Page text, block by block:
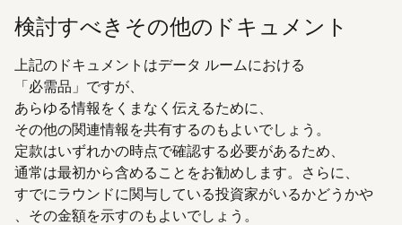
検討すべきその他のドキュメント
上記のドキュメントはデータ ルームにおける
「必需品」ですが、
あらゆる情報をくまなく伝えるために、
その他の関連情報を共有するのもよいでしょう。
定款はいずれかの時点で確認する必要があるため、
通常は最初から含めることをお勧めします。さらに、
すでにラウンドに関与している投資家がいるかどうかや
、その金額を示すのもよいでしょう。